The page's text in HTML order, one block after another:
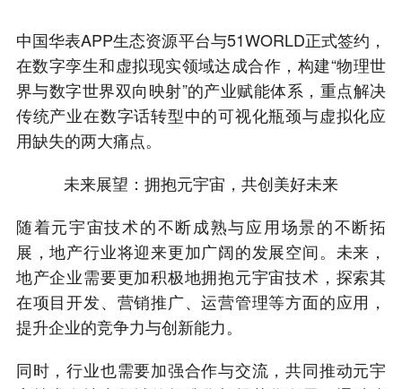
中国华表APP生态资源平台与51WORLD正式签约，
在数字孪生和虚拟现实领域达成合作，构建“物理世
界与数字世界双向映射”的产业赋能体系，重点解决
传统产业在数字话转型中的可视化瓶颈与虚拟化应
用缺失的两大痛点。
未来展望：拥抱元宇宙，共创美好未来
随着元宇宙技术的不断成熟与应用场景的不断拓
展，地产行业将迎来更加广阔的发展空间。未来，
地产企业需要更加积极地拥抱元宇宙技术，探索其
在项目开发、营销推广、运营管理等方面的应用，
提升企业的竞争力与创新能力。
同时，行业也需要加强合作与交流，共同推动元宇